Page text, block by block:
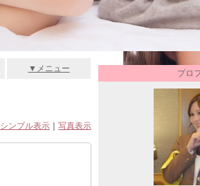
▼メニュー
シンプル表示 写真表示
プロ